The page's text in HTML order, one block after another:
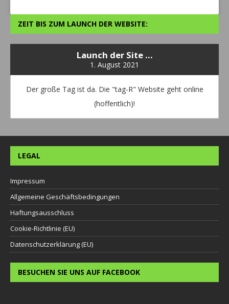
ZEIT BIS ZUM LAUNCH DER WEBSITE:
Launch der Site ...
1. August 2021
Der große Tag ist da. Die "tag-R" Website geht online
(hoffentlich)!
LEGAL
Impressum
Allgemeine Geschäftsbedingungen
Haftungsausschluss
Cookie-Richtlinie (EU)
Datenschutzerklärung (EU)
BESUCHEN SIE UNS AUF FACEBOOK